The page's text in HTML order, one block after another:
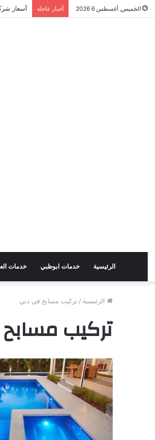
الخميس, أغسطس 6 2026 أخبار عاجلة أسعار
الرئيسية خدمات ابوظبي خدمات
الرئيسية / تركيب مسابح في دبي
تركيب